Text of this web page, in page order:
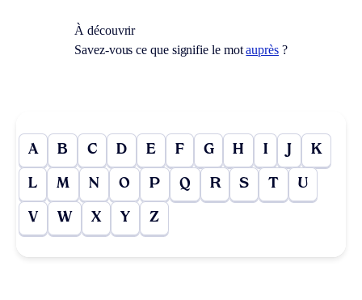
À découvrir
Savez-vous ce que signifie le motauprès?
A B C D E F G H I J K
L M N O P Q R S T U
V W X Y Z